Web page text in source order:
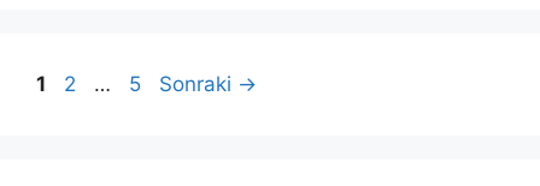
Sayfa
1 Sayfa
2 … Sayfa
5 Sonraki →